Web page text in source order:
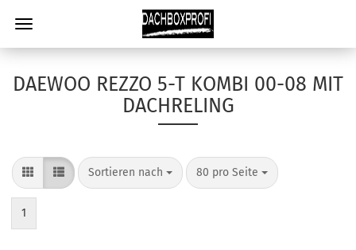
DAEWOO REZZO 5-T KOMBI 00-08 MIT
DACHRELING
Sortieren nach 80 pro Seite
1